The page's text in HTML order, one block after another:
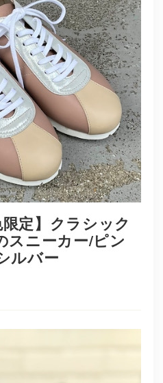
定】クラシック
スニーカー/ピン
ルバー